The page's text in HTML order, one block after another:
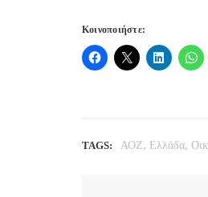
Κοινοποιήστε:
TAGS: ΑΟΖ, Ελλάδα,